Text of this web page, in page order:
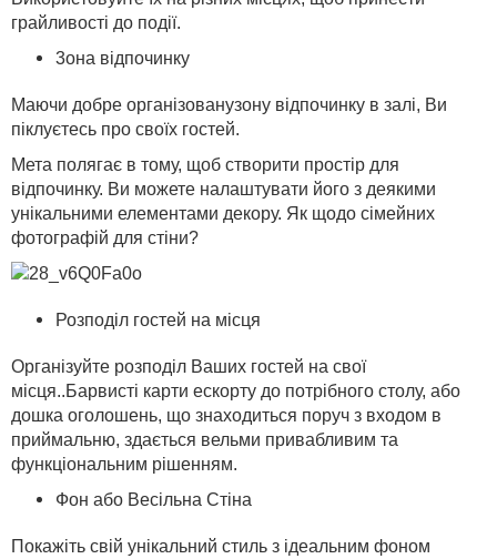
грайливості до події.
3она відпочинку
Маючи добре організованузону відпочинку в залі, Ви
піклуєтесь про своїх гостей.
Мета полягає в тому, щоб створити простір для
відпочинку. Ви можете налаштувати його з деякими
унікальними елементами декору. Як щодо сімейних
фотографій для стіни?
Розподіл гостей на місця
Організуйте розподіл Ваших гостей на свої
місця..Барвисті карти ескорту до потрібного столу, або
дошка оголошень, що знаходиться поруч з входом в
приймальню, здається вельми привабливим та
функціональним рішенням.
Фон або Весільна Стіна
Покажіть свій унікальний стиль з ідеальним фоном